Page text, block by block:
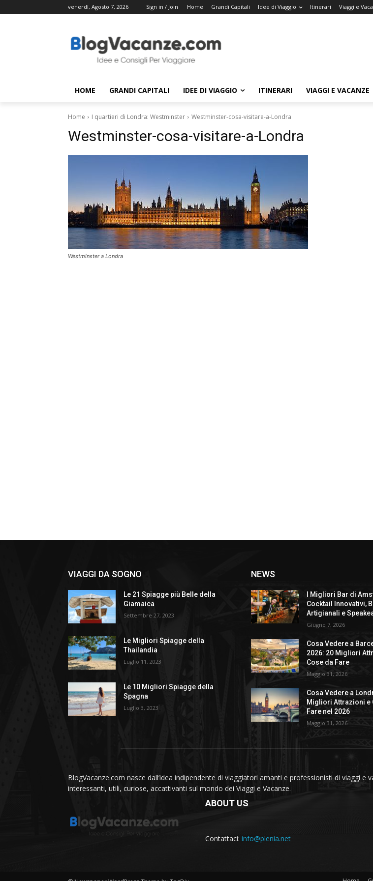
venerdì, Agosto 7, 2026 Sign in / Join Home Grandi Capitali Idee di Viaggio Itinerari Viaggi e
HOME GRANDI CAPITALI IDEE DI VIAGGIO ITINERARI VIAGGI E VACANZE
Home I quartieri di Londra: Westminster Westminster-cosa-visitare-a-Londra
Westminster-cosa-visitare-a-Londra
Westminster a Londra
VIAGGI DA SOGNO
Le 21 Spiagge più Belle della
Giamaica
Settembre 27, 2023
Le Migliori Spiagge della
Thailandia
Luglio 11, 2023
Le 10 Migliori Spiagge della
Spagna
Luglio 3, 2023
NEWS
I Migliori Bar di
Cocktail Innovativi,
Artigianali e
Giugno 7, 2026
Cosa Vedere a
2026: 20 Migliori
Cose da Fare
Maggio 31, 2026
Cosa Vedere a
Migliori Attrazioni e
Fare nel 2026
Maggio 31, 2026
BlogVacanze.com nasce dall’idea indipendente di viaggiatori amanti e professionisti di viaggi
interessanti, utili, curiose, accattivanti sul mondo dei Viaggi e Vacanze.
ABOUT US
Contattaci: info@plenia.net